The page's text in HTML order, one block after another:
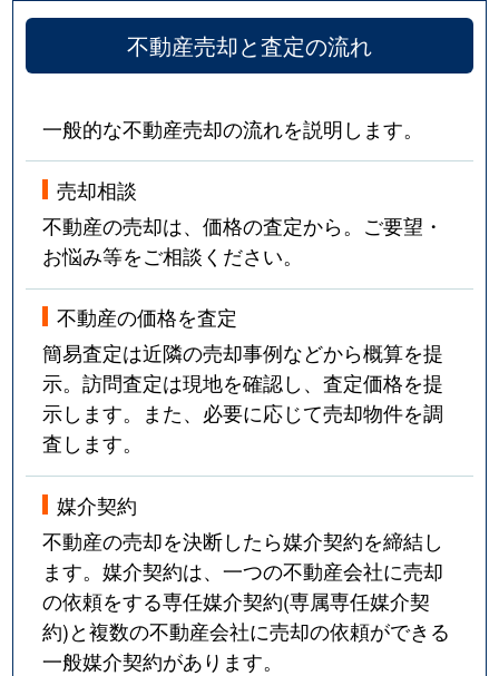
不動産売却と査定の流れ
一般的な不動産売却の流れを説明します。
売却相談
不動産の売却は、価格の査定から。ご要望・
お悩み等をご相談ください。
不動産の価格を査定
簡易査定は近隣の売却事例などから概算を提
示。訪問査定は現地を確認し、査定価格を提
示します。また、必要に応じて売却物件を調
査します。
媒介契約
不動産の売却を決断したら媒介契約を締結し
ます。媒介契約は、一つの不動産会社に売却
の依頼をする専任媒介契約(専属専任媒介契
約)と複数の不動産会社に売却の依頼ができる
一般媒介契約があります。